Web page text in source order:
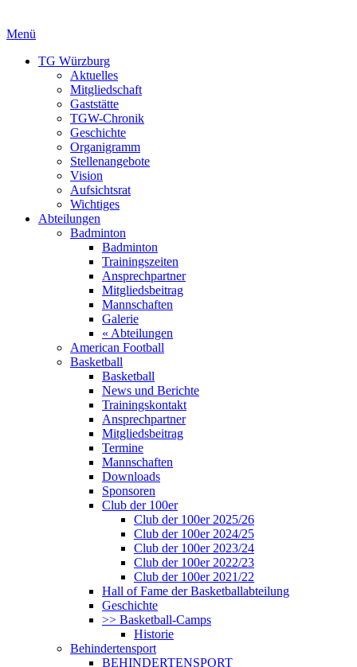
Menü
TG Würzburg
Aktuelles
Mitgliedschaft
Gaststätte
TGW-Chronik
Geschichte
Organigramm
Stellenangebote
Vision
Aufsichtsrat
Wichtiges
Abteilungen
Badminton
Badminton
Trainingszeiten
Ansprechpartner
Mitgliedsbeitrag
Mannschaften
Galerie
« Abteilungen
American Football
Basketball
Basketball
News und Berichte
Trainingskontakt
Ansprechpartner
Mitgliedsbeitrag
Termine
Mannschaften
Downloads
Sponsoren
Club der 100er
Club der 100er 2025/26
Club der 100er 2024/25
Club der 100er 2023/24
Club der 100er 2022/23
Club der 100er 2021/22
Hall of Fame der Basketballabteilung
Geschichte
>> Basketball-Camps
Historie
Behindertensport
BEHINDERTENSPORT